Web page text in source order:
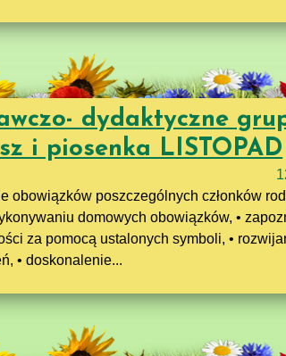
dydaktyczne
i piosenka LISTOPAD
obowiązków poszczególnych członków
domowych obowiązków, •
za pomocą ustalonych symboli, •
• doskonalenie...